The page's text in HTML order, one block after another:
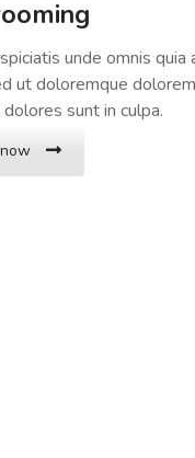
unde omnis quia
ut doloremque dolorem
sunt in culpa.